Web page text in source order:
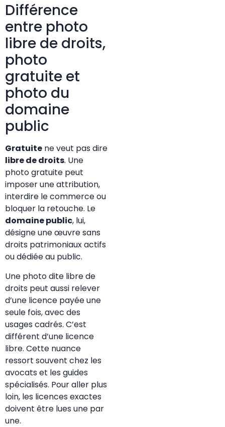
Différence
entre photo
libre de droits,
photo
gratuite et
photo du
domaine
public
Gratuite ne veut pas dire
libre de droits. Une
photo gratuite peut
imposer une attribution,
interdire le commerce ou
bloquer la retouche. Le
domaine public, lui,
désigne une œuvre sans
droits patrimoniaux actifs
ou dédiée au public.
Une photo dite libre de
droits peut aussi relever
d’une licence payée une
seule fois, avec des
usages cadrés. C’est
différent d’une licence
libre. Cette nuance
ressort souvent chez les
avocats et les guides
spécialisés. Pour aller plus
loin, les licences exactes
doivent être lues une par
une.